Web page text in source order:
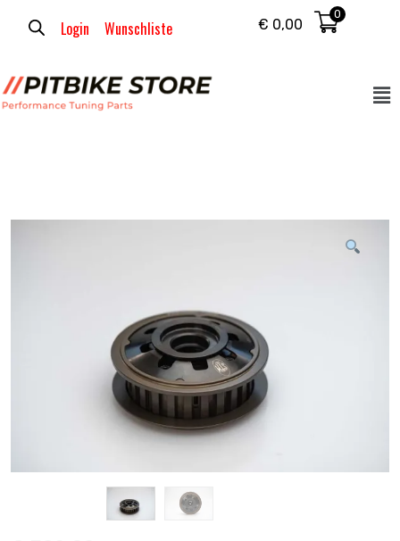
Login Wunschliste € 0,00
0